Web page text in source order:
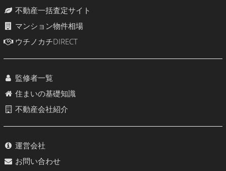
不動産一括査定サイト
マンション物件相場
ウチノカチDIRECT
監修者一覧
住まいの基礎知識
不動産会社紹介
運営会社
お問い合わせ